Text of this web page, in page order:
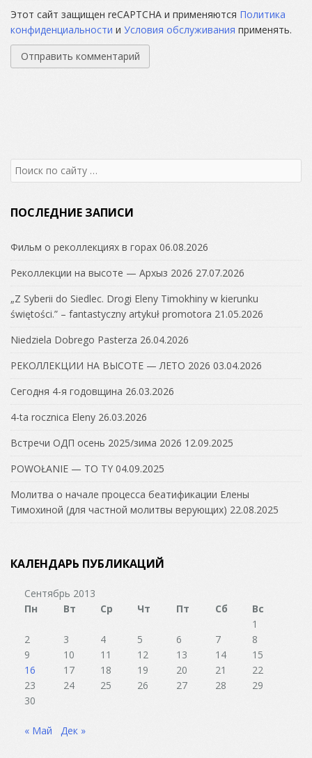
Этот сайт защищен reCAPTCHA и применяются Политика
конфиденциальности и Условия обслуживания применять.
Search
for:
ПОСЛЕДНИЕ ЗАПИСИ
Фильм о реколлекциях в горах 06.08.2026
Реколлекции на высоте — Архыз 2026 27.07.2026
„Z Syberii do Siedlec. Drogi Eleny Timokhiny w kierunku
świętości.” – fantastyczny artykuł promotora 21.05.2026
Niedziela Dobrego Pasterza 26.04.2026
РЕКОЛЛЕКЦИИ НА ВЫСОТЕ — ЛЕТО 2026 03.04.2026
Сегодня 4-я годовщина 26.03.2026
4-ta rocznica Eleny 26.03.2026
Встречи ОДП осень 2025/зима 2026 12.09.2025
POWOŁANIE — TO TY 04.09.2025
Молитва о начале процесса беатификации Елены
Тимохиной (для частной молитвы верующих) 22.08.2025
КАЛЕНДАРЬ ПУБЛИКАЦИЙ
Сентябрь 2013
Пн
Вт Ср Чт Пт Сб
Вс
1
2
3 4 5 6 7
8
9
10 11 12 13 14
15
16
17 18 19 20 21
22
23
24 25 26 27 28
29
30
« Май Дек »